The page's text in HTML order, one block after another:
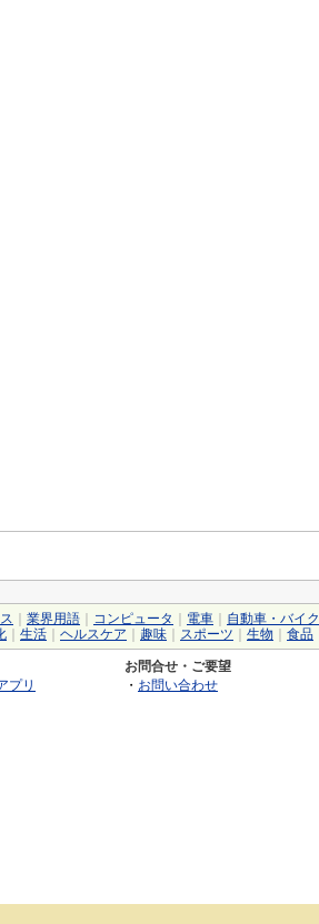
業界用語 コンピュータ 電車 自動車・バイク
生活 ヘルスケア 趣味 スポーツ 生物 食品
プリ
お問合せ・ご要望
・ お問い合わせ